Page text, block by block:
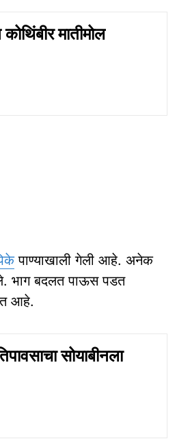
मातीमोल
पाण्याखाली गेली आहे. अनेक
भाग बदलत पाऊस पडत
आहे.
सोयाबीनला